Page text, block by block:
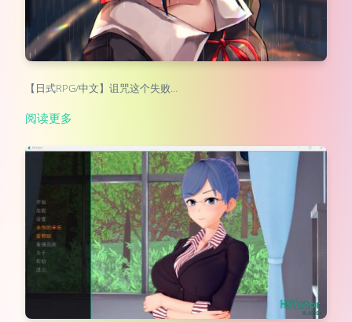
【日式RPG/中文】诅咒这个失败…
阅读更多